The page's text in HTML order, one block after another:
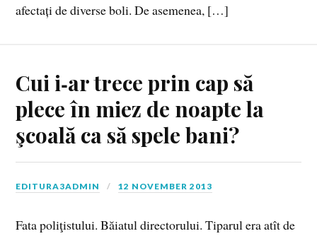
afectați de diverse boli. De asemenea, […]
Cui i‑ar trece prin cap să
plece în miez de noapte la
şcoală ca să spele bani?
EDITURA3ADMIN 12 NOVEMBER 2013
Fata poliţistului. Băiatul directorului. Tiparul era atît de